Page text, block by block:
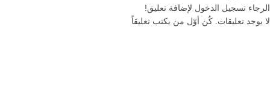
الرجاء تسجيل الدخول لإضافة تعليق!
لا يوجد تعليقات. كُن أوّل من يكتب تعليقاً